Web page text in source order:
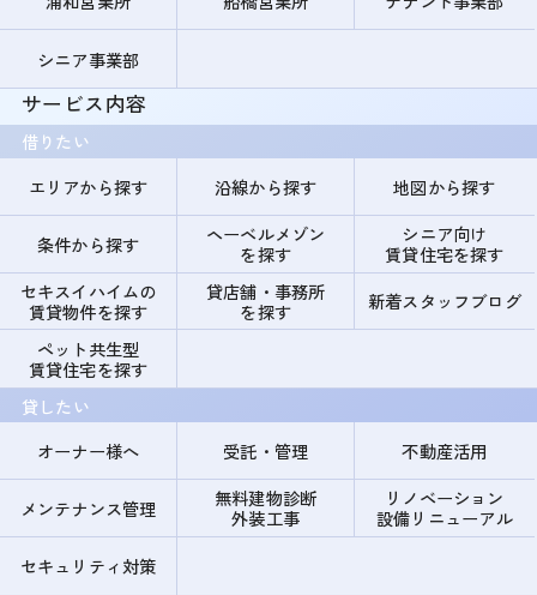
シニア事業部
サービス内容
借りたい
エリアから探す
沿線から探す 地図から探す
条件から探す
ヘーベルメゾン
を探す
シニア向け
賃貸住宅を探す
セキスイハイムの
賃貸物件を探す
貸店舗・事務所
を探す
新着スタッフブログ
ペット共生型
賃貸住宅を探す
貸したい
オーナー様へ
受託・管理 不動産活用
メンテナンス管理
無料建物診断
外装工事
リノベーション
設備リニューアル
セキュリティ対策